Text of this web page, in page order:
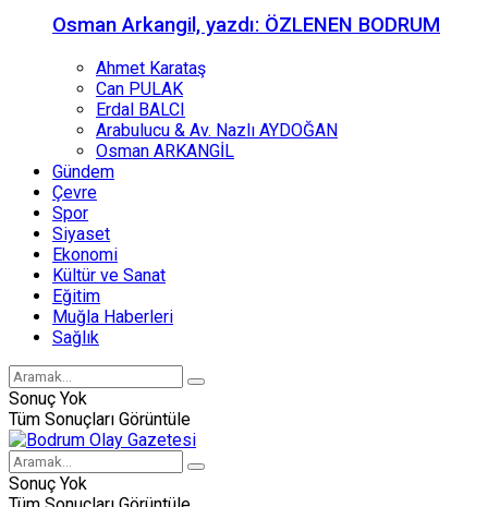
Osman Arkangil, yazdı: ÖZLENEN BODRUM
Ahmet Karataş
Can PULAK
Erdal BALCI
Arabulucu & Av. Nazlı AYDOĞAN
Osman ARKANGİL
Gündem
Çevre
Spor
Siyaset
Ekonomi
Kültür ve Sanat
Eğitim
Muğla Haberleri
Sağlık
Sonuç Yok
Tüm Sonuçları Görüntüle
Sonuç Yok